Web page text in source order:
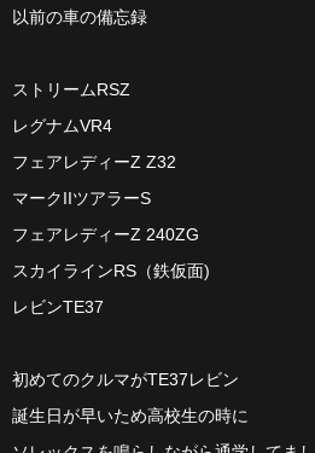
以前の車の備忘録
ストリームRSZ
レグナムVR4
フェアレディーZ Z32
マークIIツアラーS
フェアレディーZ 240ZG
スカイラインRS（鉄仮面)
レビンTE37
初めてのクルマがTE37レビン
誕生日が早いため高校生の時に